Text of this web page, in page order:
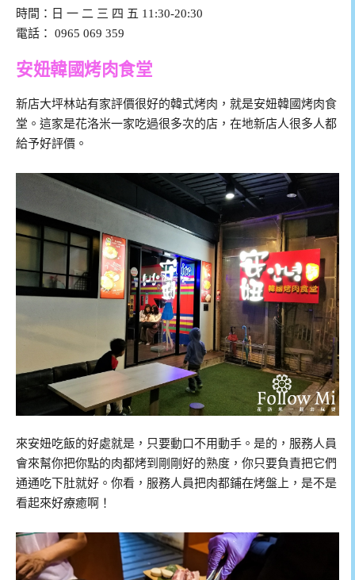
時間：日 一 二 三 四 五 11:30-20:30
電話： 0965 069 359
安妞韓國烤肉食堂
新店大坪林站有家評價很好的韓式烤肉，就是安妞韓國烤肉食
堂。這家是花洛米一家吃過很多次的店，在地新店人很多人都
給予好評價。
來安妞吃飯的好處就是，只要動口不用動手。是的，服務人員
會來幫你把你點的肉都烤到剛剛好的熟度，你只要負責把它們
通通吃下肚就好。你看，服務人員把肉都鋪在烤盤上，是不是
看起來好療癒啊！